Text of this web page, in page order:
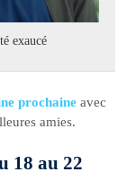
exaucé
prochaine avec
amies.
18 au 22